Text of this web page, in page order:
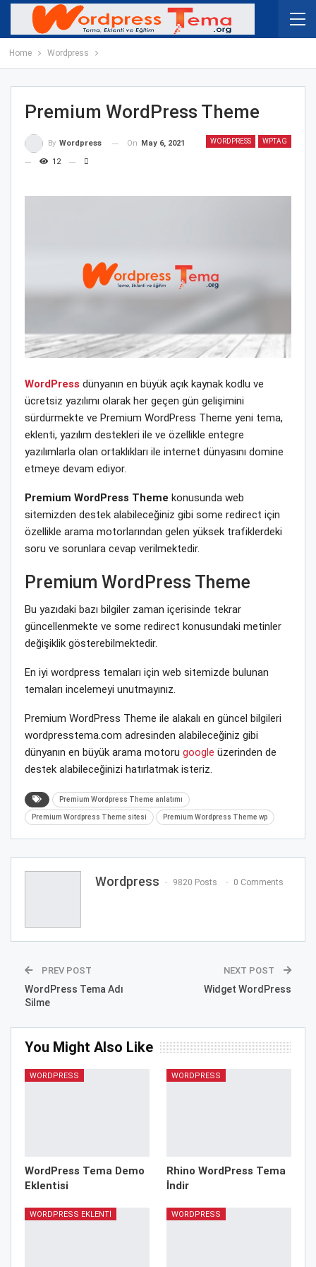
Home Wordpress
Premium WordPress Theme
WORDPRESS WPTAG
By Wordpress On May 6, 2021
12
WordPress dünyanın en büyük açık kaynak kodlu ve
ücretsiz yazılımı olarak her geçen gün gelişimini
sürdürmekte ve Premium WordPress Theme yeni tema,
eklenti, yazılım destekleri ile ve özellikle entegre
yazılımlarla olan ortaklıkları ile internet dünyasını domine
etmeye devam ediyor.
Premium WordPress Theme konusunda web
sitemizden destek alabileceğiniz gibi some redirect için
özellikle arama motorlarından gelen yüksek trafiklerdeki
soru ve sorunlara cevap verilmektedir.
Premium WordPress Theme
Bu yazıdaki bazı bilgiler zaman içerisinde tekrar
güncellenmekte ve some redirect konusundaki metinler
değişiklik gösterebilmektedir.
En iyi wordpress temaları için web sitemizde bulunan
temaları incelemeyi unutmayınız.
Premium WordPress Theme ile alakalı en güncel bilgileri
wordpresstema.com adresinden alabileceğiniz gibi
dünyanın en büyük arama motoru google üzerinden de
destek alabileceğinizi hatırlatmak isteriz.
Premium Wordpress Theme anlatımı
Premium Wordpress Theme sitesi Premium Wordpress Theme wp
Wordpress 9820 Posts 0 Comments
PREV POST
WordPress Tema Adı
Silme
NEXT POST
Widget WordPress
You Might Also Like
WORDPRESS
WordPress Tema Demo
Eklentisi
WORDPRESS
Rhino WordPress Tema
İndir
WORDPRESS EKLENTI WORDPRESS